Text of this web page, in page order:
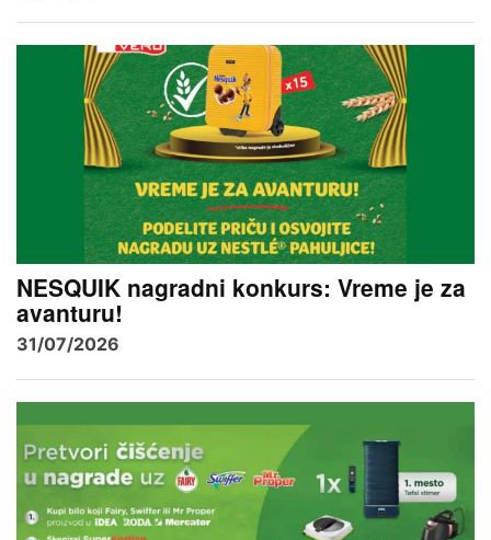
NESQUIK nagradni konkurs: Vreme je za
avanturu!
31/07/2026